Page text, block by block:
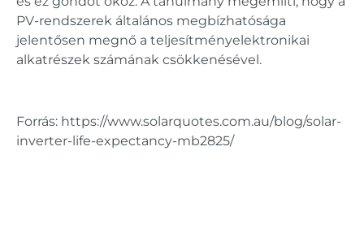
PV-rendszerek általános megbízhatósága
jelentősen megnő a teljesítményelektronikai
alkatrészek számának csökkenésével.
Forrás: https://www.solarquotes.com.au/blog/solar-
inverter-life-expectancy-mb2825/